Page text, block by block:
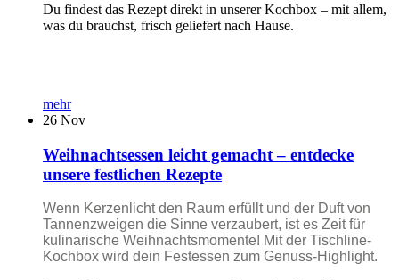
Du findest das Rezept direkt in unserer Kochbox – mit allem,
was du brauchst, frisch geliefert nach Hause.
mehr
26 Nov
Weihnachtsessen leicht gemacht – entdecke
unsere festlichen Rezepte
Wenn Kerzenlicht den Raum erfüllt und der Duft von
Tannenzweigen die Sinne verzaubert, ist es Zeit für
kulinarische Weihnachtsmomente! Mit der Tischline-
Kochbox wird dein Festessen zum Genuss-Highlight.